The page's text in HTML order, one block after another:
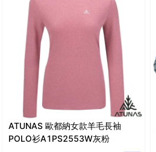
ATUNAS 歐都納女款羊毛長袖
POLO衫A1PS2553W灰粉